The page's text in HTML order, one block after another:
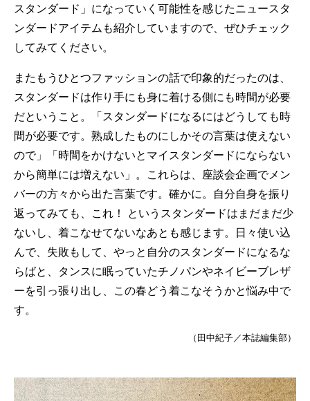
スタンダード」になっていく可能性を感じたニュースタ
ンダードアイテムも紹介していますので、ぜひチェック
してみてください。
またもうひとつファッションの話で印象的だったのは、
スタンダードは作り手にも身に着ける側にも時間が必要
だということ。「スタンダードになるにはどうしても時
間が必要です。熟成したものにしかその言葉は使えない
ので」「時間をかけないとマイスタンダードにならない
から簡単には増えない」。これらは、座談会企画でメン
バーの方々から出た言葉です。確かに。自分自身を振り
返ってみても、これ！ というスタンダードはまだまだ少
ないし、着こなせてないなあとも感じます。日々使い込
んで、失敗もして、やっと自分のスタンダードになるな
らばと、タンスに眠っていたチノパンやネイビーブレザ
ーを引っ張り出し、この春どう着こなそうかと悩み中で
す。
（田中紀子／本誌編集部）